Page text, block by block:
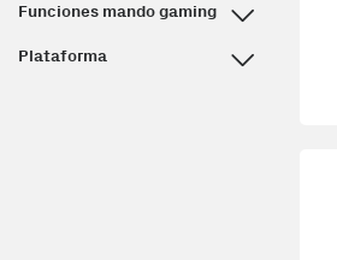
Funciones mando gaming
Plataforma